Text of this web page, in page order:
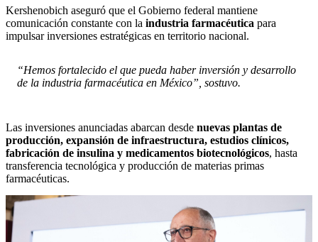
Kershenobich aseguró que el Gobierno federal mantiene
comunicación constante con la industria farmacéutica para
impulsar inversiones estratégicas en territorio nacional.
“Hemos fortalecido el que pueda haber inversión y desarrollo
de la industria farmacéutica en México”, sostuvo.
Las inversiones anunciadas abarcan desde nuevas plantas de
producción, expansión de infraestructura, estudios clínicos,
fabricación de insulina y medicamentos biotecnológicos, hasta
transferencia tecnológica y producción de materias primas
farmacéuticas.